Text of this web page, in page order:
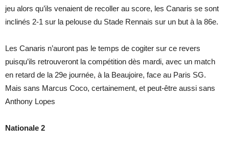
jeu alors qu’ils venaient de recoller au score, les Canaris se sont
inclinés 2-1 sur la pelouse du Stade Rennais sur un but à la 86e.
Les Canaris n’auront pas le temps de cogiter sur ce revers
puisqu’ils retrouveront la compétition dès mardi, avec un match
en retard de la 29e journée, à la Beaujoire, face au Paris SG.
Mais sans Marcus Coco, certainement, et peut-être aussi sans
Anthony Lopes
Nationale 2